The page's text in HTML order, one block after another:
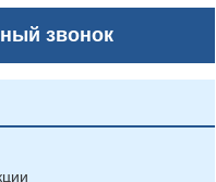
звонок